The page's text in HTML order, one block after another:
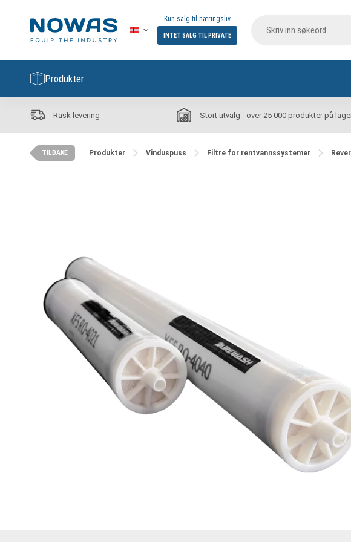
Kun salg til næringsliv
INTET SALG TIL PRIVATE
Produkter
Rask levering Stort utvalg - over 25 000 produkter på
TILBAKE Produkter Vinduspuss Filtre for rentvannssystemer